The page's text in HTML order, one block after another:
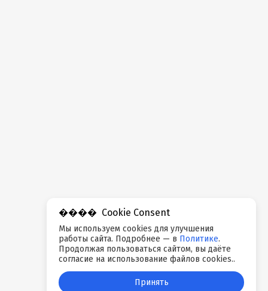
Cookie Consent
Мы используем cookies для улучшения
работы сайта. Подробнее — в Политике.
Продолжая пользоваться сайтом, вы даёте
согласие на использование файлов cookies..
Принять